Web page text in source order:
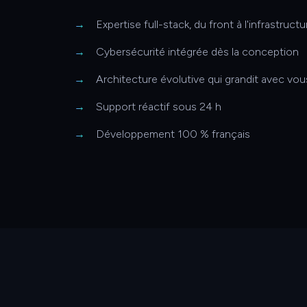
Expertise full-stack, du front à
Cybersécurité intégrée dès la conception
Architecture évolutive qui grandit avec
Support réactif sous 24 h
Développement 100 % français